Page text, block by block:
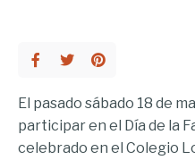
El pasado sábado 18 de
participar en el Día de la
celebrado en el Colegio